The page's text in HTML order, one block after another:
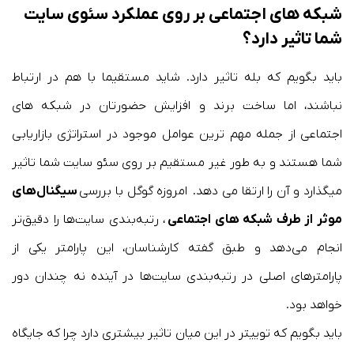
شبکه های اجتماعی بر روی عملکرد سئوی سایت
شما تاثیر دارد؟
باید بگویم که بله تاثیر دارد. شاید مستقیما با هم در ارتباط
نباشند، اما ساخت برند و افزایش حضورتان در شبکه های
اجتماعی از جمله مهم ترین عوامل موجود در استراتژی بازاریابی
شما هستند و به طور غیر مستقیم بر روی سئو سایت شما تاثیر
میگذارد و آن را ارتقا می دهد. امروزه گوگل با بررسی سیگنال‌های
موثر از طرف شبکه های اجتماعی ، رتبه‌بندی سایت‌ها را دقیق‌تر
انجام می‌دهد و طبق گفته کارشناسان، این پارامتر یکی از
پارامترهای اصلی در رتبه‌بندی سایت‌ها در آینده نه چندان دور
خواهد بود.
باید بگویم که توییتر در این میان تاثیر بیشتری دارد چرا که جایگاه